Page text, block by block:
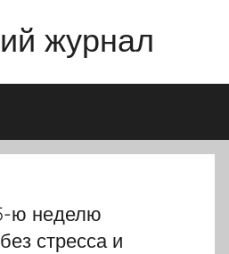
журнал
ю неделю
стресса и